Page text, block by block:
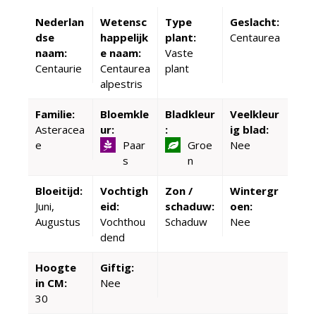
Nederlan
dse
naam:
Centaurie
Wetensc
happelijk
e naam:
Centaurea
alpestris
Type
plant:
Vaste
plant
Geslacht:
Centaurea
Familie:
Asteracea
e
Bloemkle
ur:
Paar
s
Bladkleur
:
Groe
n
Veelkleur
ig blad:
Nee
Bloeitijd:
Juni,
Augustus
Vochtigh
eid:
Vochthou
dend
Zon /
schaduw:
Schaduw
Wintergr
oen:
Nee
Hoogte
in CM:
30
Giftig:
Nee